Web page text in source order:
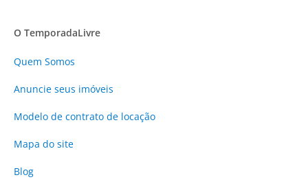
O TemporadaLivre
Quem Somos
Anuncie seus imóveis
Modelo de contrato de locação
Mapa do site
Blog